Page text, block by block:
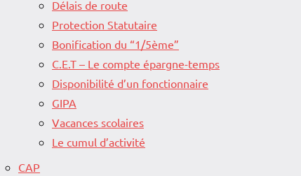
Délais de route
Protection Statutaire
Bonification du “1/5ème”
C.E.T – Le compte épargne-temps
Disponibilité d’un fonctionnaire
GIPA
Vacances scolaires
Le cumul d’activité
CAP